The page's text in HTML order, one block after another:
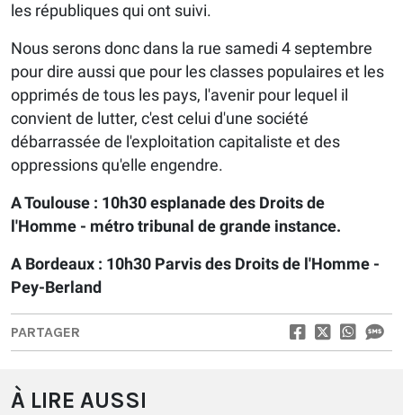
les républiques qui ont suivi.
Nous serons donc dans la rue samedi 4 septembre
pour dire aussi que pour les classes populaires et les
opprimés de tous les pays, l'avenir pour lequel il
convient de lutter, c'est celui d'une société
débarrassée de l'exploitation capitaliste et des
oppressions qu'elle engendre.
A Toulouse : 10h30 esplanade des Droits de
l'Homme - métro tribunal de grande instance.
A Bordeaux : 10h30 Parvis des Droits de l'Homme -
Pey-Berland
PARTAGER
À LIRE AUSSI